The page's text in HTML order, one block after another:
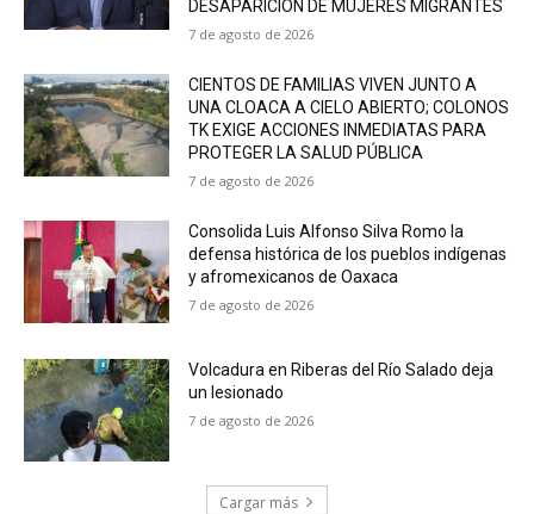
DESAPARICIÓN DE MUJERES MIGRANTES
7 de agosto de 2026
CIENTOS DE FAMILIAS VIVEN JUNTO A
UNA CLOACA A CIELO ABIERTO; COLONOS
TK EXIGE ACCIONES INMEDIATAS PARA
PROTEGER LA SALUD PÚBLICA
7 de agosto de 2026
Consolida Luis Alfonso Silva Romo la
defensa histórica de los pueblos indígenas
y afromexicanos de Oaxaca
7 de agosto de 2026
Volcadura en Riberas del Río Salado deja
un lesionado
7 de agosto de 2026
Cargar más